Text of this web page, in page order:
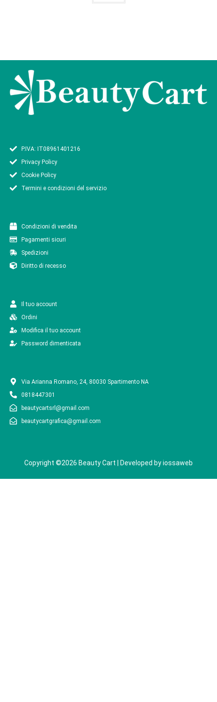
P.IVA: IT08961401216
Privacy Policy
Cookie Policy
Termini e condizioni del servizio
Condizioni di vendita
Pagamenti sicuri
Spedizioni
Diritto di recesso
Il tuo account
Ordini
Modifica il tuo account
Password dimenticata
Via Arianna Romano, 24, 80030 Spartimento NA
0818447301
beautycartsrl@gmail.com
beautycartgrafica@gmail.com
Copyright ©2026 Beauty Cart | Developed byiossaweb